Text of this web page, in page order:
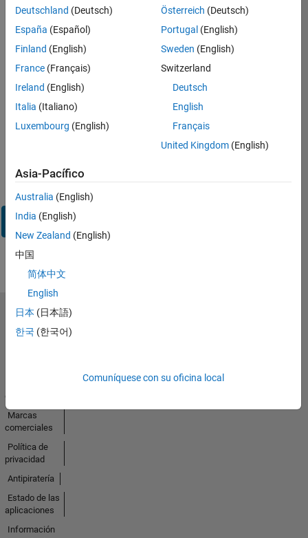
empleo
Dirección de correo electrónico
su
contraseña?
Iniciar
Deutschland (Deutsch)
España (Español)
Finland (English)
France (Français)
Ireland (English)
Italia (Italiano)
Luxembourg (English)
Österreich (Deutsch)
Portugal (English)
Sweden (English)
Switzerland
Deutsch
English
Français
United Kingdom(English)
Asia-Pacífico
Australia (English)
India (English)
New Zealand (English)
中国
简体中文
English
日本 (日本語)
한국 (한국어)
Comuníquese con su oficina local
América
confianza
Marcas
comerciales
Política de
privacidad
Antipiratería
Estado de las
aplicaciones
Información